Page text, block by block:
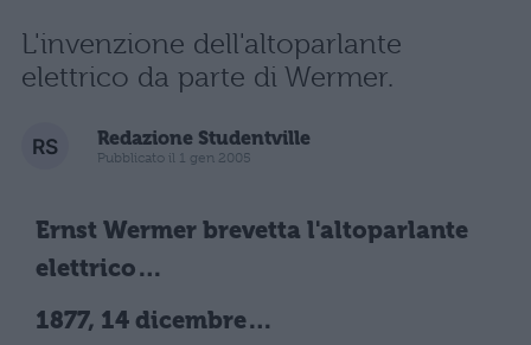
L'invenzione dell'altoparlante
elettrico da parte di Wermer.
Redazione Studentville
Pubblicato il 1 gen 2005
Ernst Wermer brevetta l'altoparlante
elettrico…
1877, 14 dicembre…